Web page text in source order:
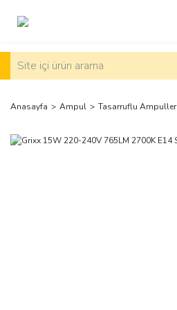
Anasayfa Ampul Tasarruflu Ampuller